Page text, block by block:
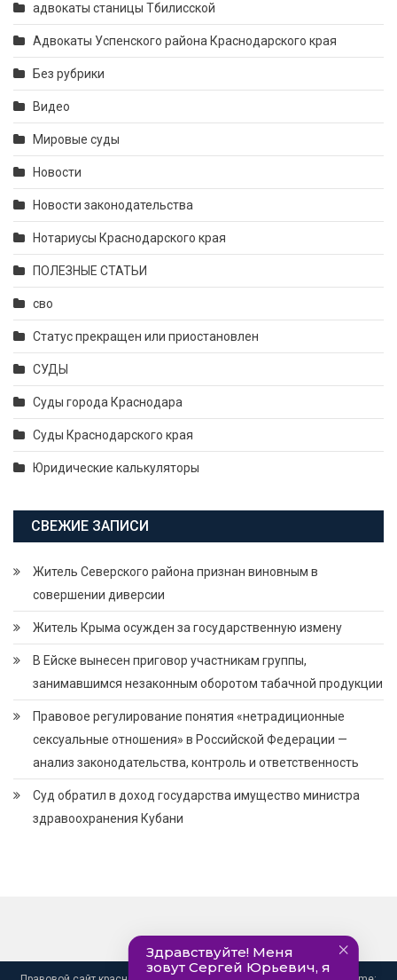
адвокаты станицы Тбилисской
Адвокаты Успенского района Краснодарского края
Без рубрики
Видео
Мировые суды
Новости
Новости законодательства
Нотариусы Краснодарского края
ПОЛЕЗНЫЕ СТАТЬИ
сво
Статус прекращен или приостановлен
СУДЫ
Суды города Краснодара
Суды Краснодарского края
Юридические калькуляторы
СВЕЖИЕ ЗАПИСИ
Житель Северского района признан виновным в
совершении диверсии
Житель Крыма осужден за государственную измену
В Ейске вынесен приговор участникам группы,
занимавшимся незаконным оборотом табачной продукции
Правовое регулирование понятия «нетрадиционные
сексуальные отношения» в Российской Федерации —
анализ законодательства, контроль и ответственность
Суд обратил в доход государства имущество министра
здравоохранения Кубани